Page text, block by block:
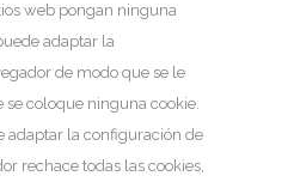
web pongan ninguna
adaptar la
de modo que se le
se coloque ninguna cookie.
adaptar la configuración de
rechace todas las cookies,